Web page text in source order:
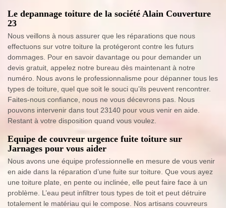
Le depannage toiture de la société Alain Couverture
23
Nous veillons à nous assurer que les réparations que nous
effectuons sur votre toiture la protégeront contre les futurs
dommages. Pour en savoir davantage ou pour demander un
devis gratuit, appelez notre bureau dès maintenant à notre
numéro. Nous avons le professionnalisme pour dépanner tous les
types de toiture, quel que soit le souci qu’ils peuvent rencontrer.
Faites-nous confiance, nous ne vous décevrons pas. Nous
pouvons intervenir dans tout 23140 pour vous venir en aide.
Restant à votre disposition quand vous voulez.
Equipe de couvreur urgence fuite toiture sur
Jarnages pour vous aider
Nous avons une équipe professionnelle en mesure de vous venir
en aide dans la réparation d’une fuite sur toiture. Que vous ayez
une toiture plate, en pente ou inclinée, elle peut faire face à un
problème. L’eau peut infiltrer tous types de toit et peut détruire
totalement le matériau qui le compose. Nos artisans couvreurs